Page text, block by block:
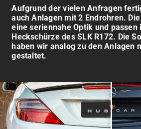
Aufgrund der vielen Anfragen
auch Anlagen mit 2 Endrohren.
eine seriennahe Optik und passen
Heckschürze des SLK R172. Die
haben wir analog zu den Anlagen
gestaltet.